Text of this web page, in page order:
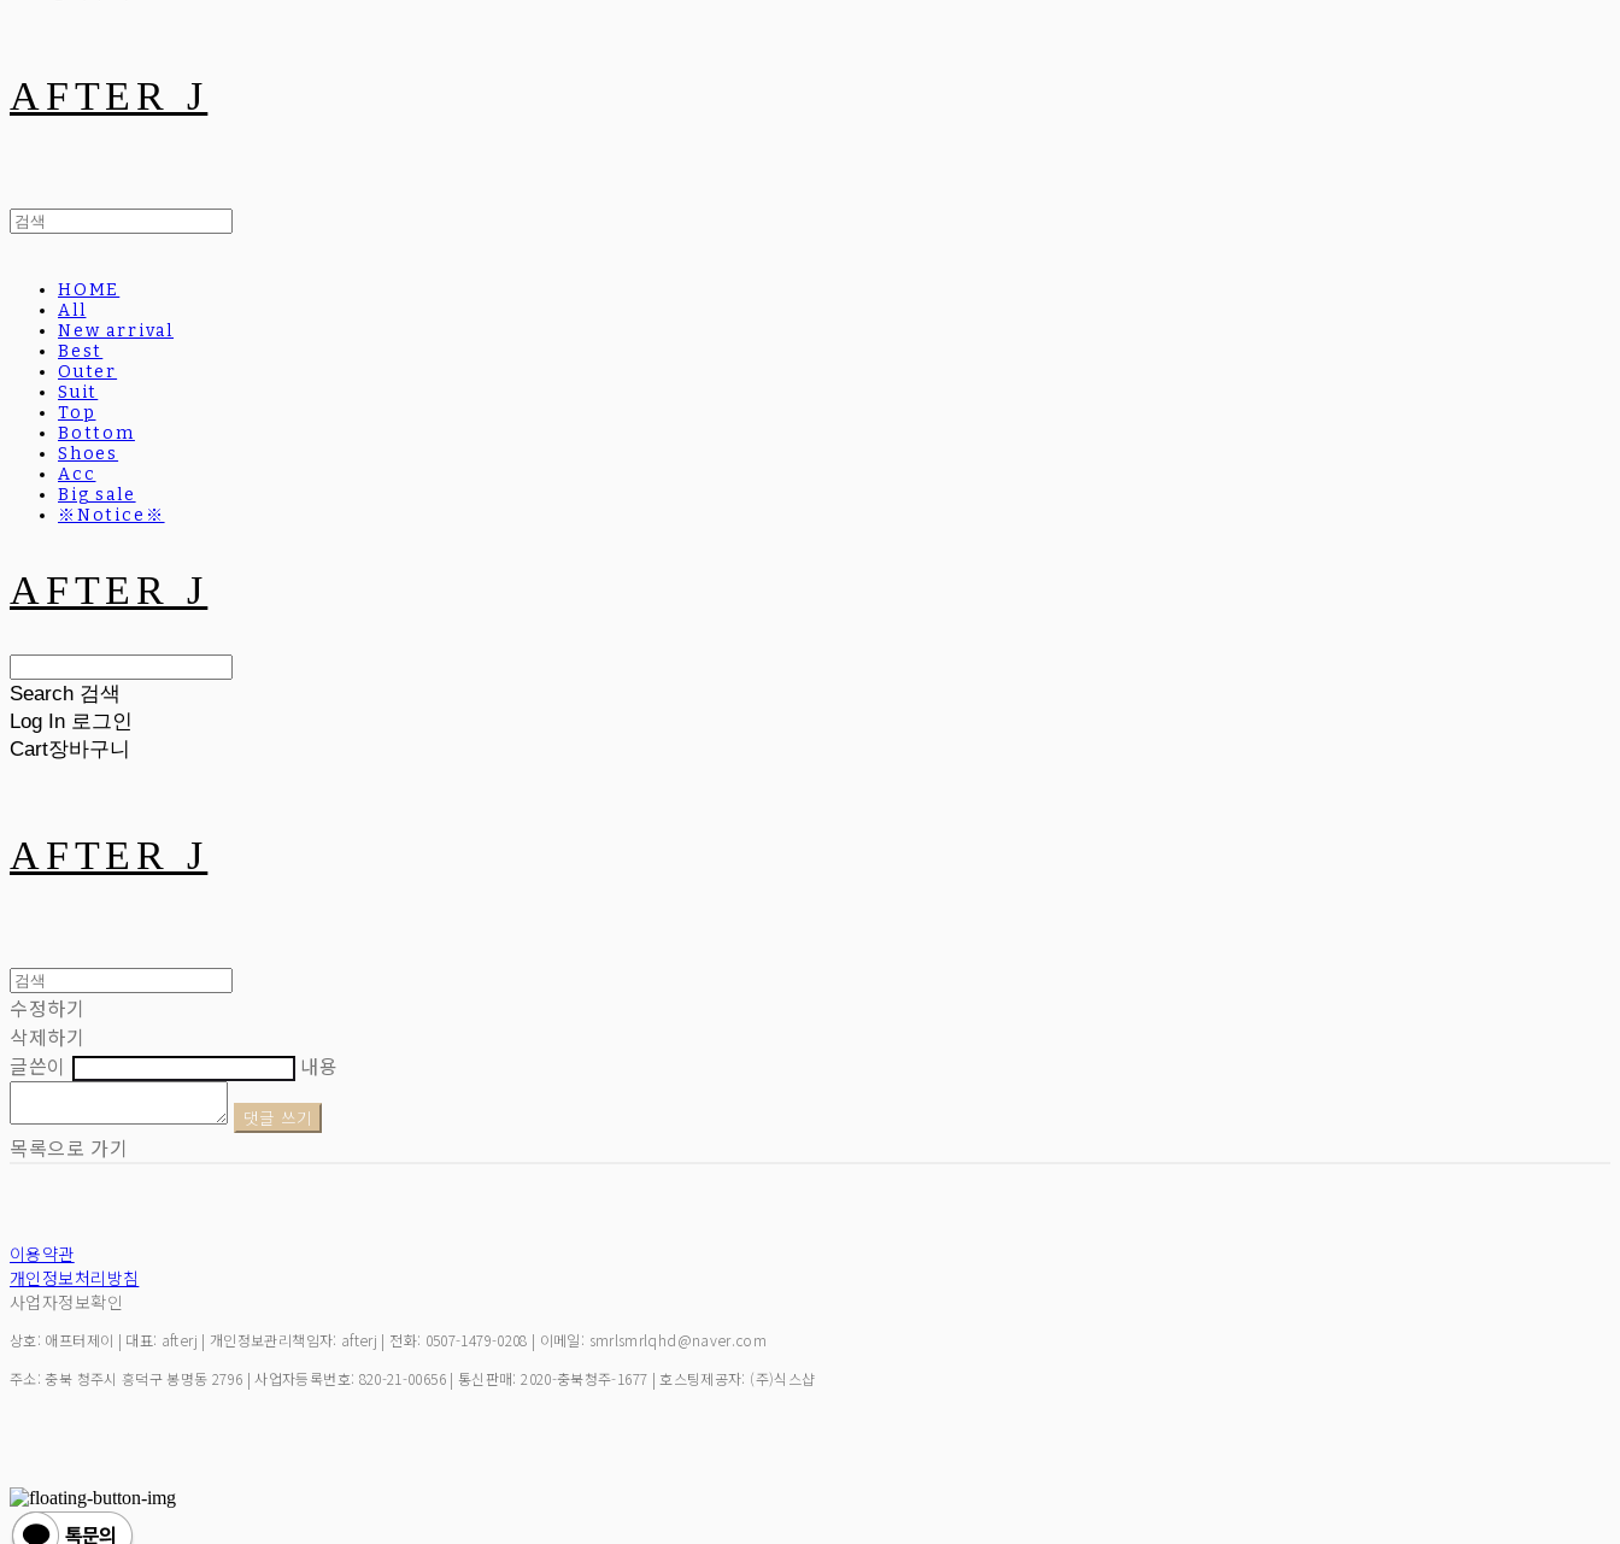
AFTER J
HOME
All
New arrival
Best
Outer
Suit
Top
Bottom
Shoes
Acc
Big sale
※Notice※
AFTER J
Search 검색
Log In 로그인
Cart장바구니
AFTER J
수정하기
삭제하기
글쓴이
내용
댓글 쓰기
목록으로 가기
이용약관
개인정보처리방침
사업자정보확인
상호: 애프터제이 | 대표: afterj | 개인정보관리책임자: afterj | 전화: 0507-1479-0208 | 이메일: smrlsmrlqhd@naver.com
주소: 충북 청주시 흥덕구 봉명동 2796 | 사업자등록번호: 820-21-00656| 통신판매:2020-충북청주-1677 | 호스팅제공자: (주)식스샵